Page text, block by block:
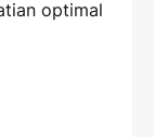
optimal